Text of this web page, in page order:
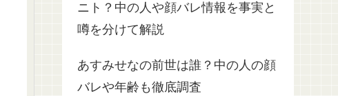
ニト？中の人や顔バレ情報を事実と
噂を分けて解説
あすみせなの前世は誰？中の人の顔
バレや年齢も徹底調査